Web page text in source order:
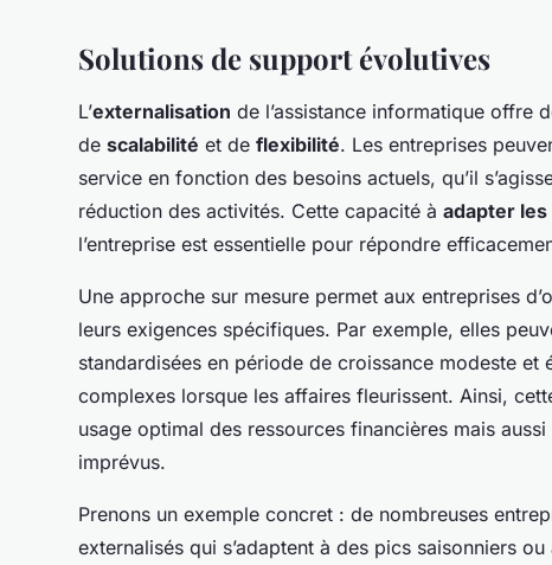
Solutions de support évolutives
L’externalisation de l’assistance informatique offre
de scalabilité et de flexibilité. Les entreprises
service en fonction des besoins actuels, qu’il
réduction des activités. Cette capacité à adapter
l’entreprise est essentielle pour répondre
Une approche sur mesure permet aux entreprises
leurs exigences spécifiques. Par exemple, elles
standardisées en période de croissance modeste et
complexes lorsque les affaires fleurissent. Ainsi,
usage optimal des ressources financières mais
imprévus.
Prenons un exemple concret : de nombreuses
externalisés qui s’adaptent à des pics saisonniers